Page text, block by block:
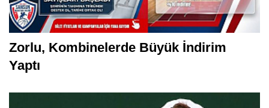
Zorlu, Kombinelerde Büyük İndirim
Yaptı